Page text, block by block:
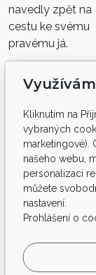
navedly zpět na
cestu ke svému
pravému já.
odcházela jak
Neboť umění je
lidské pocity a
nedokážeme
Dle mého je to
svou vlastní
nadšení, kdy v
Kliknutím na
vybraných
marketingové).
našeho webu,
personalizaci
můžete
nastavení.
Prohlášení o